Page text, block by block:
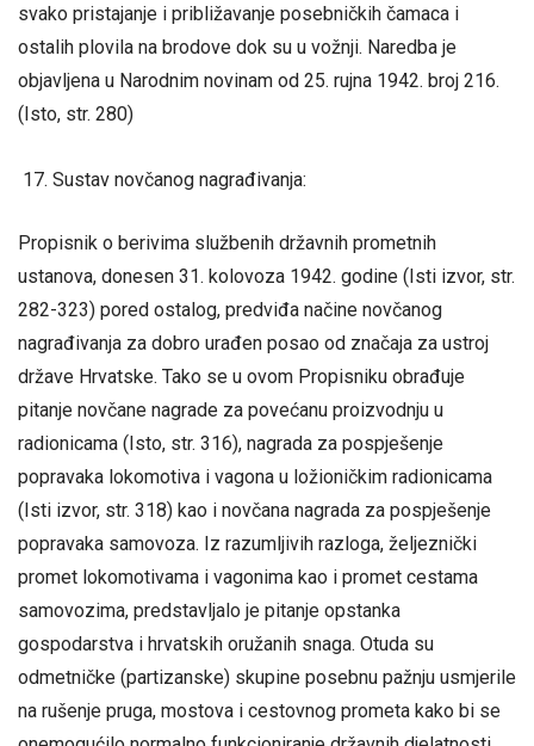
svako pristajanje i približavanje posebničkih čamaca i
ostalih plovila na brodove dok su u vožnji. Naredba je
objavljena u Narodnim novinam od 25. rujna 1942. broj 216.
(Isto, str. 280)
Sustav novčanog nagrađivanja:
Propisnik o berivima službenih državnih prometnih
ustanova, donesen 31. kolovoza 1942. godine (Isti izvor, str.
282-323) pored ostalog, predviđa načine novčanog
nagrađivanja za dobro urađen posao od značaja za ustroj
države Hrvatske. Tako se u ovom Propisniku obrađuje
pitanje novčane nagrade za povećanu proizvodnju u
radionicama (Isto, str. 316), nagrada za pospješenje
popravaka lokomotiva i vagona u ložioničkim radionicama
(Isti izvor, str. 318) kao i novčana nagrada za pospješenje
popravaka samovoza. Iz razumljivih razloga, željeznički
promet lokomotivama i vagonima kao i promet cestama
samovozima, predstavljalo je pitanje opstanka
gospodarstva i hrvatskih oružanih snaga. Otuda su
odmetničke (partizanske) skupine posebnu pažnju usmjerile
na rušenje pruga, mostova i cestovnog prometa kako bi se